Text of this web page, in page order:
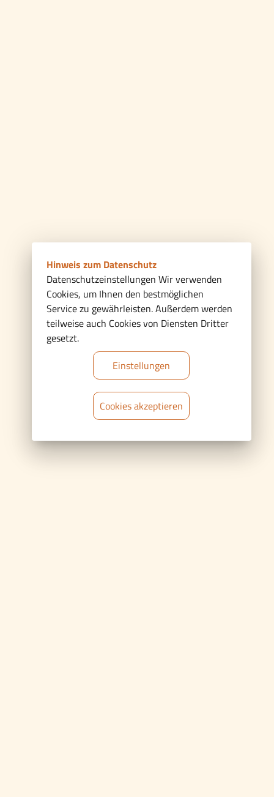
Hinweis zum Datenschutz
Datenschutzeinstellungen Wir verwenden
Cookies, um Ihnen den bestmöglichen
Service zu gewährleisten. Außerdem werden
teilweise auch Cookies von Diensten Dritter
gesetzt.
Einstellungen
Cookies akzeptieren